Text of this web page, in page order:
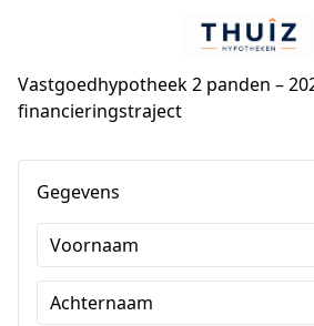
Vastgoedhypotheek 2 panden –
financieringstraject
Gegevens
Voornaam
Achternaam